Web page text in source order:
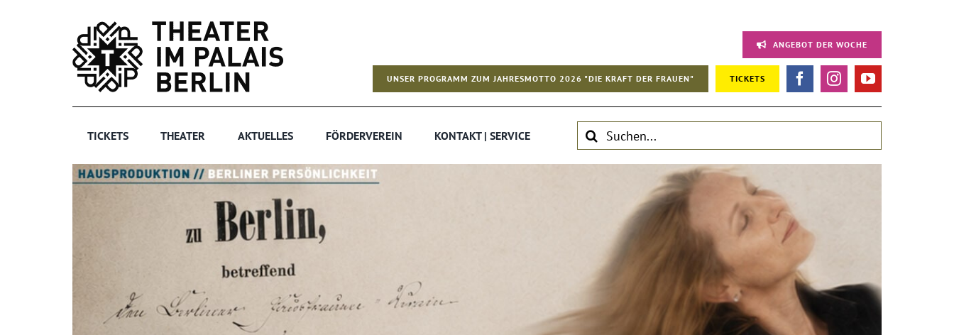
ANGEBOT DER WOCHE
UNSER PROGRAMM ZUM JAHRESMOTTO 2026 "DIE KRAFT DER FRAUEN" TICKETS
TICKETS THEATER AKTUELLES FÖRDERVEREIN KONTAKT | SERVICE
Suche
nach: